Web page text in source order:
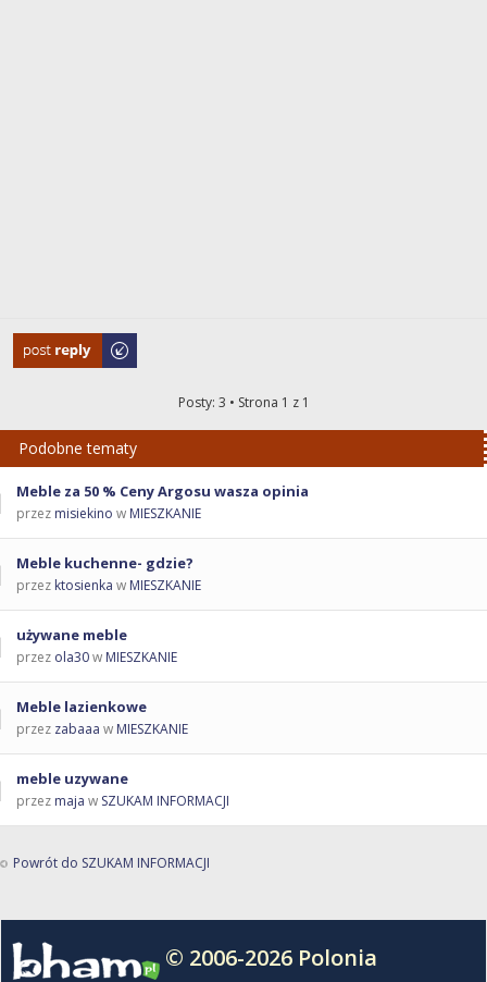
Odpowiedz
Posty: 3 • Strona 1 z 1
Podobne tematy
Meble za 50 % Ceny Argosu wasza opinia
przez misiekino w MIESZKANIE
Meble kuchenne- gdzie?
przez ktosienka w MIESZKANIE
używane meble
przez ola30w MIESZKANIE
Meble lazienkowe
przez zabaaa w MIESZKANIE
meble uzywane
przez maja w SZUKAM INFORMACJI
Powrót do SZUKAM INFORMACJI
© 2006-2026 Polonia